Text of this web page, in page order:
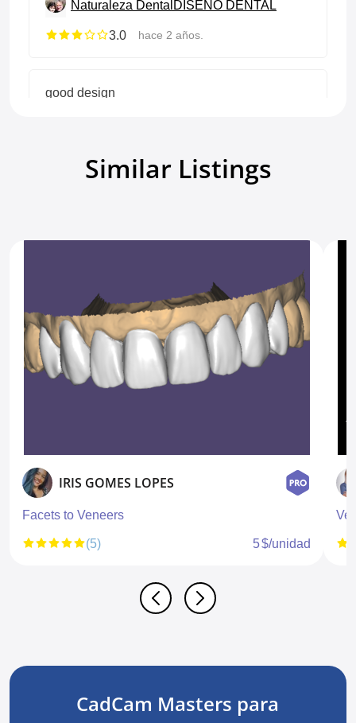
Naturaleza Dental DISEÑO DENTAL
3.0
hace 2 años.
good design
Similar Listings
IRIS GOMES LOPES
Facets to Veneers
(5)
5 $/unidad
CadCam Masters para